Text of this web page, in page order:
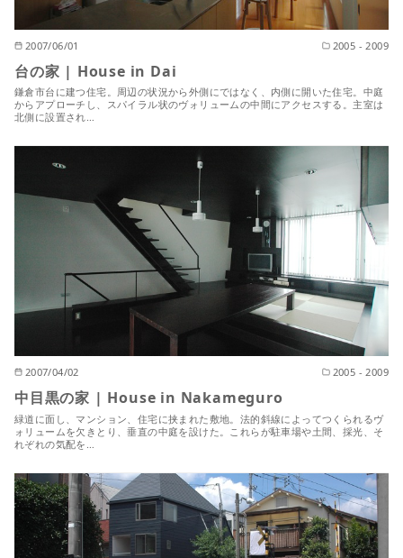
2007/06/01 2005 - 2009
台の家 | House in Dai
鎌倉市台に建つ住宅。周辺の状況から外側にではなく、内側に開いた住宅。中庭
からアプローチし、スパイラル状のヴォリュームの中間にアクセスする。主室は
北側に設置され…
2007/04/02 2005 - 2009
中目黒の家 | House in Nakameguro
緑道に面し、マンション、住宅に挟まれた敷地。法的斜線によってつくられるヴ
ォリュームを欠きとり、垂直の中庭を設けた。これらが駐車場や土間、採光、そ
れぞれの気配を…